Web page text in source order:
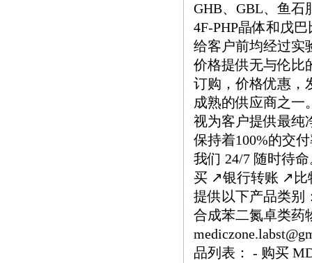
GHB、GBL、鱼石
4F-PHP晶体和戊
给客户前均经过实
价格提供无与伦比
订购，价格优惠，
成熟的供应商之一
视为客户提供最纯
保持着100%的交
我们 24/7 随时待
买 ↗️银行转账 ↗️比
提供以下产品类
合成苯二氮卓类药
品列表： - 购买